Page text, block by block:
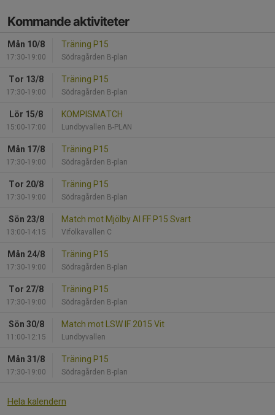
Kommande aktiviteter
Mån 10/8
17:30-19:00
Träning P15
Södragården B-plan
Tor 13/8
17:30-19:00
Träning P15
Södragården B-plan
Lör 15/8
15:00-17:00
KOMPISMATCH
Lundbyvallen B-PLAN
Mån 17/8
17:30-19:00
Träning P15
Södragården B-plan
Tor 20/8
17:30-19:00
Träning P15
Södragården B-plan
Sön 23/8
13:00-14:15
Match mot Mjölby AI FF P15 Svart
Vifolkavallen C
Mån 24/8
17:30-19:00
Träning P15
Södragården B-plan
Tor 27/8
17:30-19:00
Träning P15
Södragården B-plan
Sön 30/8
11:00-12:15
Match mot LSW IF 2015 Vit
Lundbyvallen
Mån 31/8
17:30-19:00
Träning P15
Södragården B-plan
Hela kalendern